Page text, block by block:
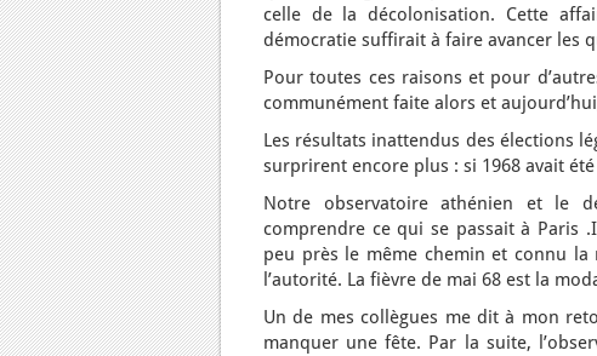
celle de la décolonisation. Cette
démocratie suffirait à faire avancer les
Pour toutes ces raisons et pour
communément faite alors et
Les résultats inattendus des élections
surprirent encore plus : si 1968 avait
Notre observatoire athénien et le
comprendre ce qui se passait à Paris
peu près le même chemin et connu
l’autorité. La fièvre de mai 68 est la
Un de mes collègues me dit à mon
manquer une fête. Par la suite,